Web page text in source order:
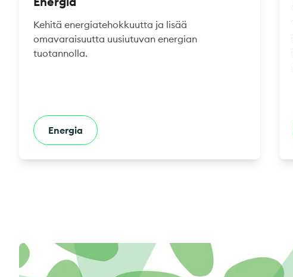
Kehitä energiatehokkuutta ja lisää
omavaraisuutta uusiutuvan energian
tuotannolla.
Energia